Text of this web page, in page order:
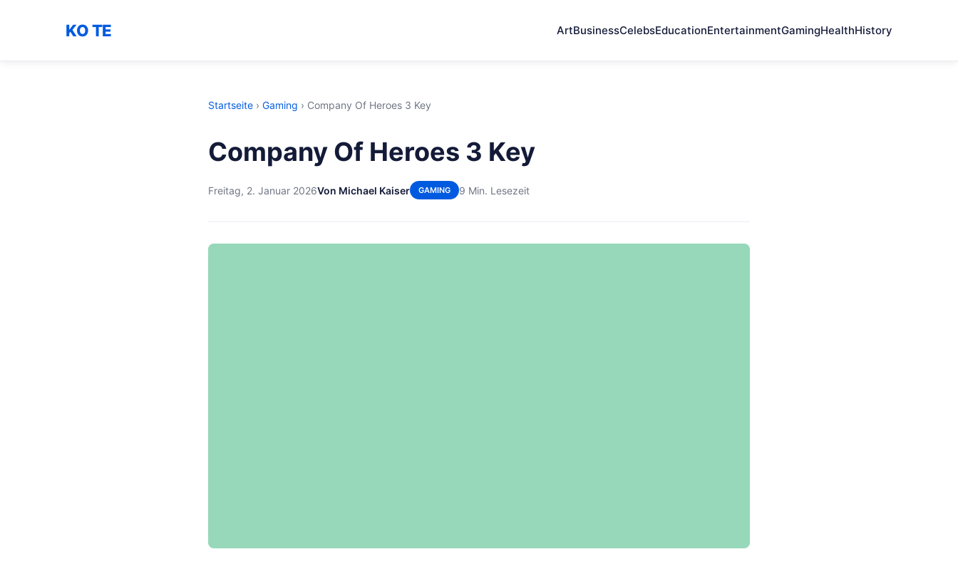
KO TE ArtBusinessCelebsEducationEntertainmentGamingHealthHistory
Startseite › Gaming › Company Of Heroes 3 Key
Company Of Heroes 3 Key
Freitag, 2. Januar 2026Von Michael Kaiser GAMING 9 Min. Lesezeit